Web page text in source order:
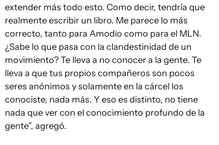
extender más todo esto. Como decir, tendría que
realmente escribir un libro. Me parece lo más
correcto, tanto para Amodio como para el MLN.
¿Sabe lo que pasa con la clandestinidad de un
movimiento? Te lleva a no conocer a la gente. Te
lleva a que tus propios compañeros son pocos
seres anónimos y solamente en la cárcel los
conociste, nada más. Y eso es distinto, no tiene
nada que ver con el conocimiento profundo de la
gente”, agregó.